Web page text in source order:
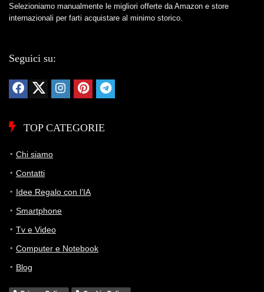
Selezioniamo manualmente le migliori offerte da Amazon e store
internazionali per farti acquistare al minimo storico.
Seguici su:
TOP CATEGORIE
Chi siamo
Contatti
Idee Regalo con l’IA
Smartphone
Tv e Video
Computer e Notebook
Blog